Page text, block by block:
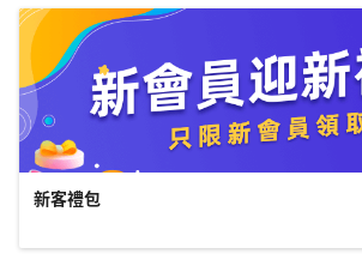
新客禮包